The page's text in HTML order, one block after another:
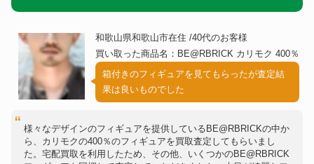
和歌山県和歌山市在住 /40代のお客様
買い取った商品名：BE@RBRICK カリモク 400％
箱付きのフィギュアを見てもらったが査定結
果は良いものでした
様々なデザインのフィギュアを提供しているBE@RBRICKの中か
ら、カリモクの400％のフィギュアを買取査定してもらいまし
た。宅配買取を利用したため、その他、いくつかのBE@RBRICK